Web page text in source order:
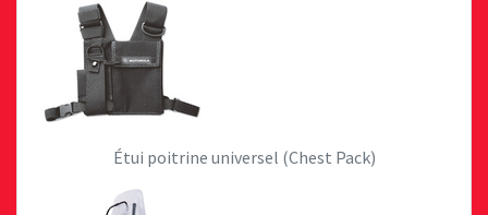
Étui poitrine universel (Chest Pack)